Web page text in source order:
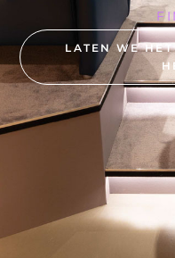
LATEN WE